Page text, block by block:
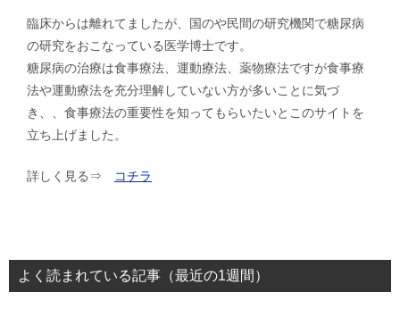
臨床からは離れてましたが、国のや民間の研究機関で糖尿病
の研究をおこなっている医学博士です。
糖尿病の治療は食事療法、運動療法、薬物療法ですが食事療
法や運動療法を充分理解していない方が多いことに気づ
き、、食事療法の重要性を知ってもらいたいとこのサイトを
立ち上げました。
詳しく見る⇒ コチラ
よく読まれている記事（最近の1週間）